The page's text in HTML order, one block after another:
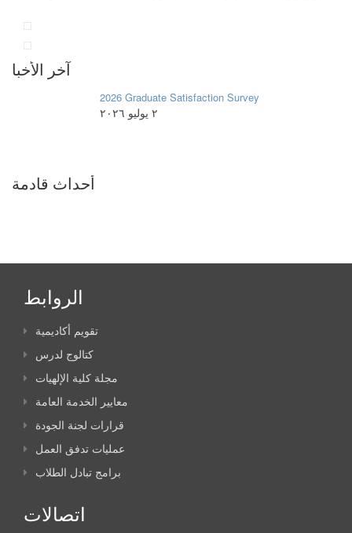
آخر الأخبا
2026 Graduate Satisfaction Survey
٢ يوليو ٢٠٢٦
أحداث قادمة
الروابط
تقويم أكاديمية
كتالوج لدرس
مجلة كلية الإلهيات
معايير الخدمة العامة
قرارات لجنة الجودة
عمليات تدفق العمل
برامج تبادل الطلاب
اتصالات